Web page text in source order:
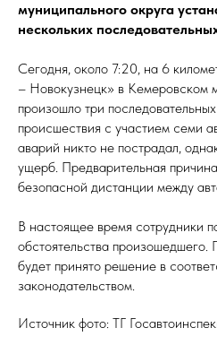
муниципального округа
нескольких
Сегодня, около 7:20, на 6
– Новокузнецк» в Кемеровском
произошло три
происшествия с участием семи
аварий никто не пострадал,
ущерб. Предварительная
безопасной дистанции между
В настоящее время сотрудники
обстоятельства произошедшего.
будет принято решение в
законодательством.
Источник фото: ТГ